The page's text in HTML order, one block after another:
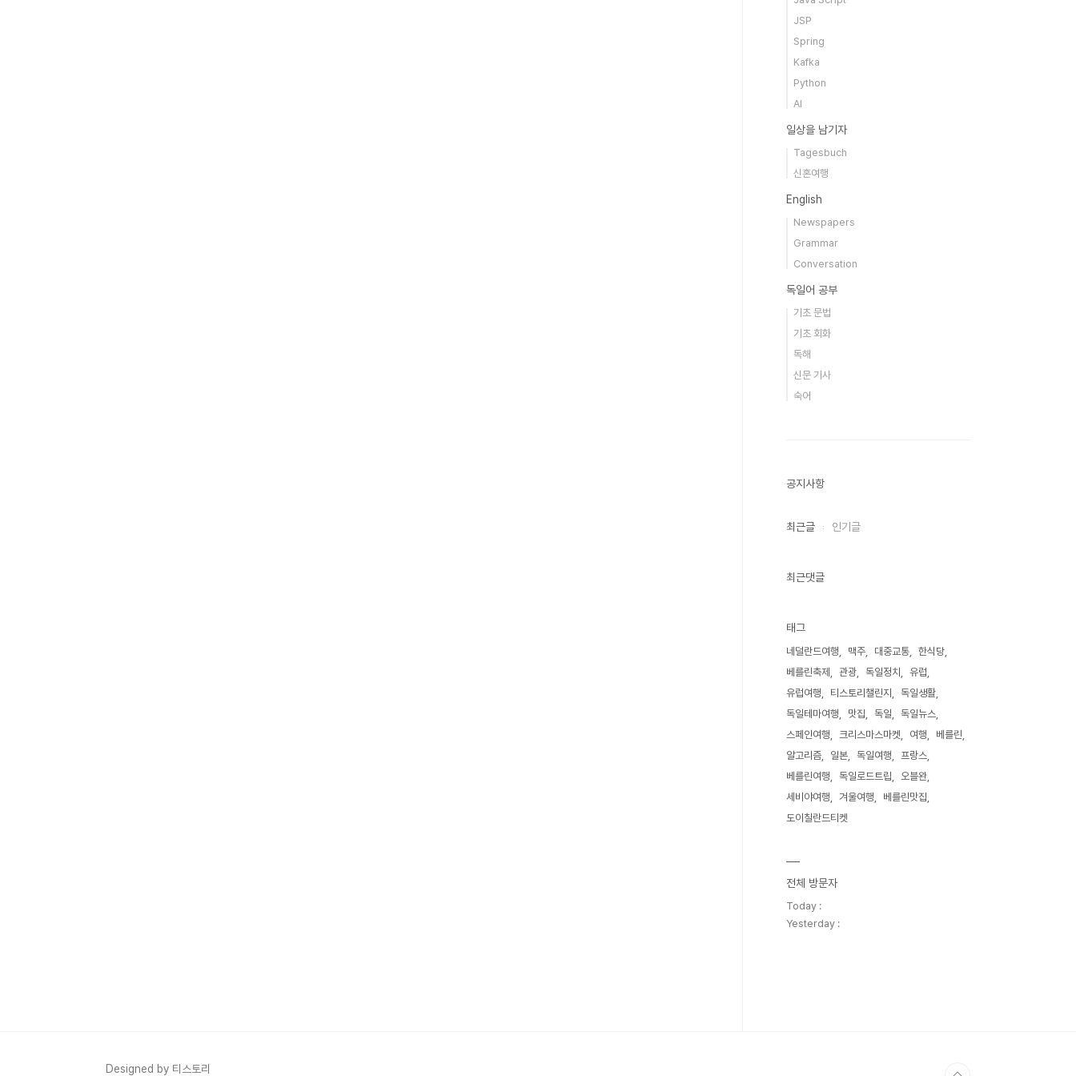
JSP
Spring
Kafka
Python
AI
일상을 남기자
Tagesbuch
신혼여행
English
Newspapers
Grammar
Conversation
독일어 공부
기초 문법
기초 회화
독해
신문 기사
숙어
공지사항
최근글 인기글
최근댓글
태그
네덜란드여행 맥주 대중교통
한식당
베를린축제
관광 독일정치
유럽
유럽여행
티스토리챌린지
독일생활
독일테마여행
맛집 독일
독일뉴스
스페인여행
크리스마스마켓 여행
베를린
알고리즘
일본 독일여행
프랑스
베를린여행
독일로드트립
오블완
세비야여행
겨울여행
베를린맛집
도이칠란드티켓
전체 방문자
Today :
Yesterday :
Designed by 티스토리